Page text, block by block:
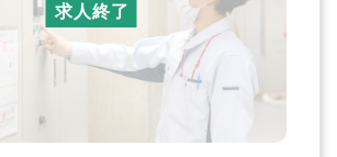
求人終了